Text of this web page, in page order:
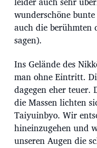
wunderschöne
auch die berühmten
sagen).
Ins Gelände des
man ohne Eintritt.
dagegen eher
die Massen lichten
Taiyuinbyo. Wir
hineinzugehen und
unseren Augen die